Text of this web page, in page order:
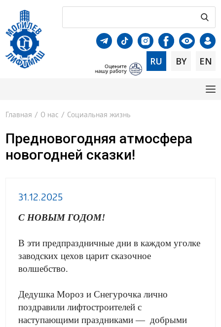
RU BY EN
Главная / О нас / Социальная жизнь
Предновогодняя атмосфера
новогодней сказки!
31.12.2025
С НОВЫМ ГОДОМ!
В эти предпраздничные дни в каждом уголке
заводских цехов царит сказочное
волшебство.
Дедушка Мороз и Снегурочка лично
поздравили лифтостроителей с
наступающими праздниками — добрыми